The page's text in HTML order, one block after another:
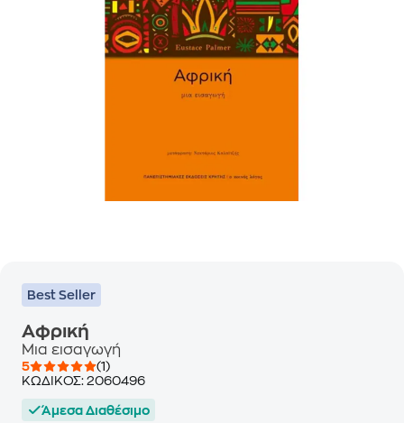
Best Seller
Αφρική
Μια εισαγωγή
5
(1)
ΚΩΔΙΚΟΣ: 2060496
Άμεσα Διαθέσιμο